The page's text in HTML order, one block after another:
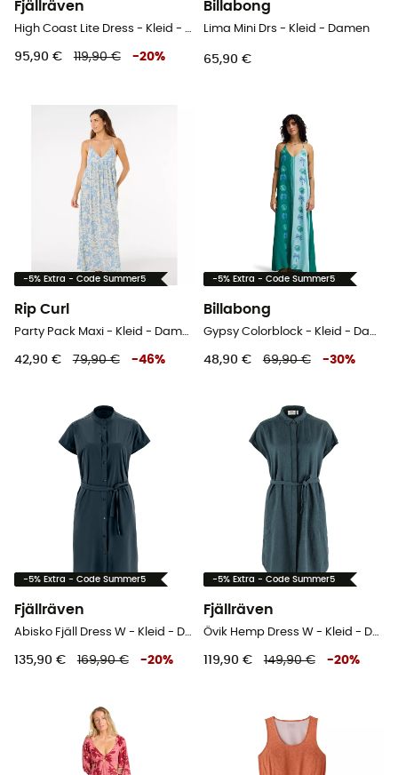
Fjällräven
High Coast Lite Dress - Kleid - Damen
95,90 € 119,90 € -20%
Billabong
Lima Mini Drs - Kleid - Damen
65,90 €
-5% Extra - Code Summer5
Rip Curl
42,90 € 79,90 € -46%
-5% Extra - Code Summer5
Billabong
48,90 € 69,90 € -30%
-5% Extra - Code Summer5
Fjällräven
135,90 € 169,90 € -20%
-5% Extra - Code Summer5
Fjällräven
119,90 € 149,90 € -20%